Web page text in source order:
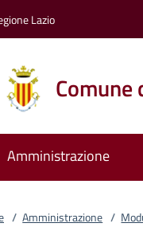
Lazio
Comune
Amministrazione
/ Amministrazione /